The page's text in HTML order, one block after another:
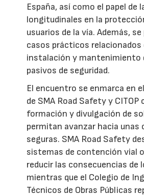
España, así como el papel de
longitudinales en la
usuarios de la vía. Además,
casos prácticos relacionados
instalación y mantenimiento
pasivos de seguridad.
El encuentro se enmarca en
de SMA Road Safety y CITOP
formación y divulgación de
permitan avanzar hacia unas
seguras. SMA Road Safety
sistemas de contención vial
reducir las consecuencias de
mientras que el Colegio de
Técnicos de Obras Públicas